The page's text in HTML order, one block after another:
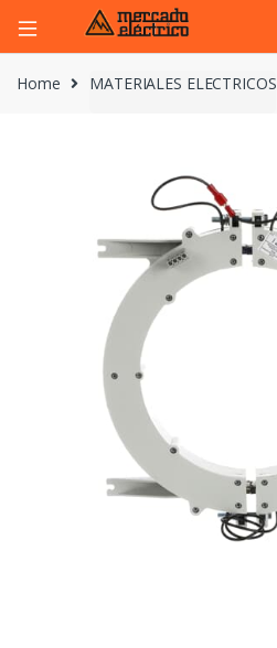
Home MATERIALES ELECTRICOS